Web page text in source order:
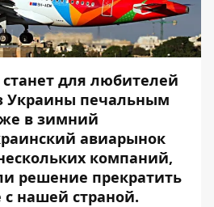
станет для любителей
Украины печальным
в зимний
авиарынок
компаний,
решение прекратить
нашей страной.